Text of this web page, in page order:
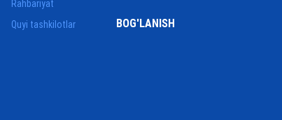
Rahbariyat
Quyi tashkilotlar
BOG'LANISH